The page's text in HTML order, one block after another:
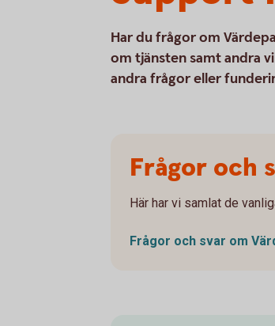
Har du frågor om
om tjänsten samt andra
andra frågor eller
Frågor och
Här har vi samlat de
Frågor och svar om